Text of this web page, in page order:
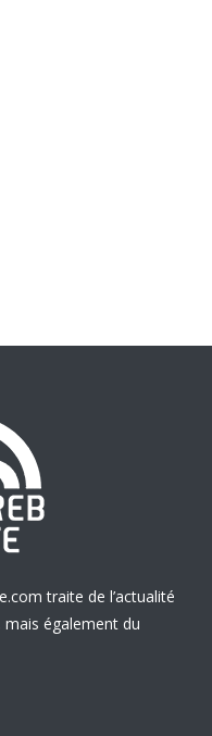
traite de l’actualité
mais également du